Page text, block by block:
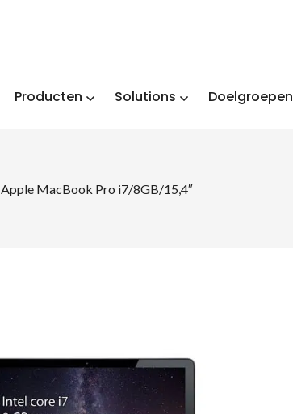
Producten Solutions Doelgroepen
Apple MacBook Pro i7/8GB/15,4″